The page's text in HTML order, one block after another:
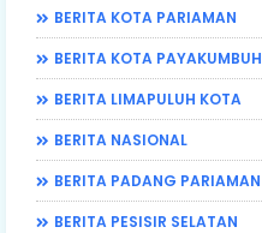
BERITA KOTA PARIAMAN
BERITA KOTA PAYAKUMBUH
BERITA LIMAPULUH KOTA
BERITA NASIONAL
BERITA PADANG PARIAMAN
BERITA PESISIR SELATAN